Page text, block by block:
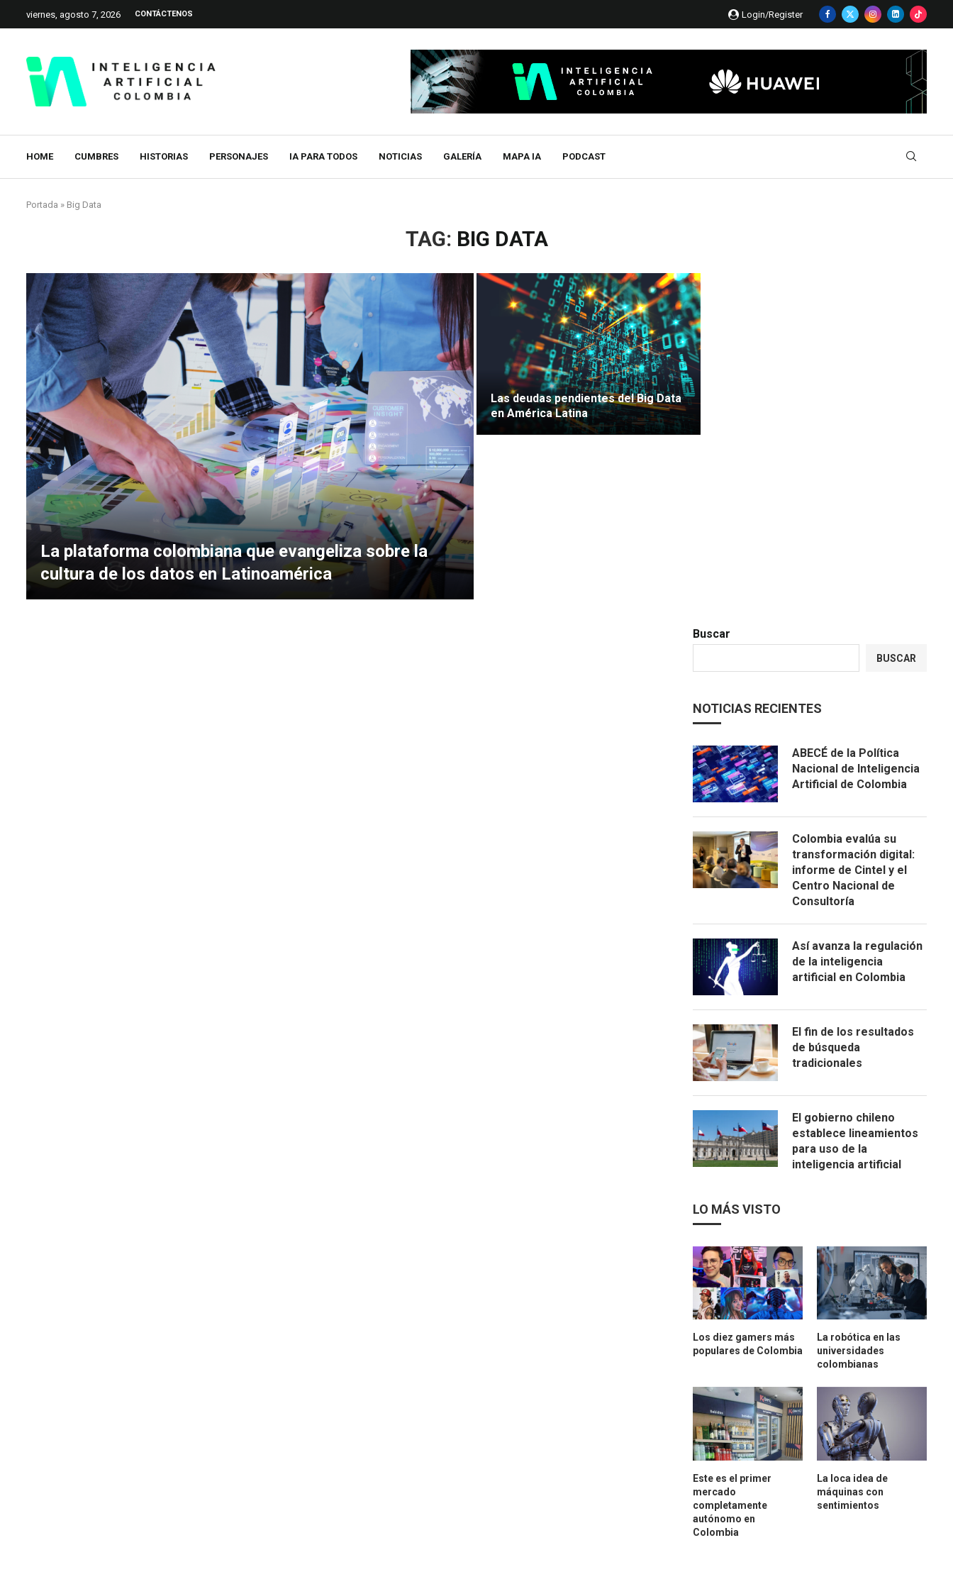
viernes, agosto 7, 2026 CONTÁCTENOS Login/Register
HOME CUMBRES HISTORIAS PERSONAJES IA PARA TODOS NOTICIAS GALERÍA MAPA IA PODCAST
Portada » Big Data
TAG: BIG DATA
La plataforma colombiana que evangeliza sobre la
cultura de los datos en Latinoamérica
Las deudas pendientes del Big Data
en América Latina
Buscar
BUSCAR
NOTICIAS RECIENTES
ABECÉ de la Política
Nacional de Inteligencia
Artificial de Colombia
Colombia evalúa su
transformación digital:
informe de Cintel y el
Centro Nacional de
Consultoría
Así avanza la regulación
de la inteligencia
artificial en Colombia
El fin de los resultados
de búsqueda
tradicionales
El gobierno chileno
establece lineamientos
para uso de la
inteligencia artificial
LO MÁS VISTO
Los diez gamers más
populares de Colombia
La robótica en las
universidades
colombianas
Este es el primer
mercado
completamente
autónomo en
Colombia
La loca idea de
máquinas con
sentimientos